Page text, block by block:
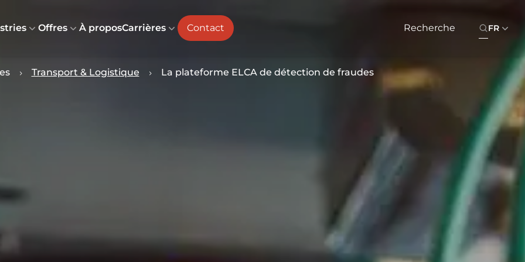
Offres À proposCarrières Contact FR
Transport & Logistique La plateforme ELCA de détection de fraudes